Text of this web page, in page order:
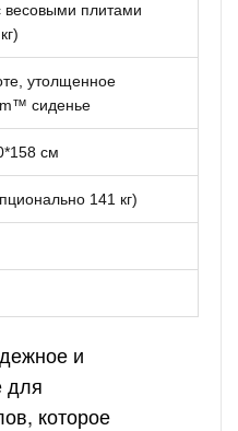
весовыми плитами
утолщенное
сиденье
см
141 кг)
и
для
которое